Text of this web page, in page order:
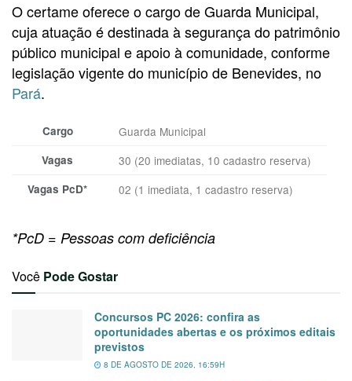
O certame oferece o cargo de Guarda Municipal,
cuja atuação é destinada à segurança do patrimônio
público municipal e apoio à comunidade, conforme
legislação vigente do município de Benevides, no
Pará.
Cargo Guarda Municipal
Vagas 30 (20 imediatas, 10 cadastro reserva)
Vagas PcD* 02 (1 imediata, 1 cadastro reserva)
*PcD = Pessoas com deficiência
Você Pode Gostar
Concursos PC 2026: confira as
oportunidades abertas e os próximos editais
previstos
8 DE AGOSTO DE 2026, 16:59H